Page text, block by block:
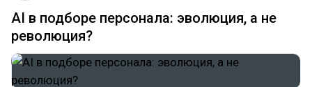
AI в подборе персонала: эволюция, а не
революция?